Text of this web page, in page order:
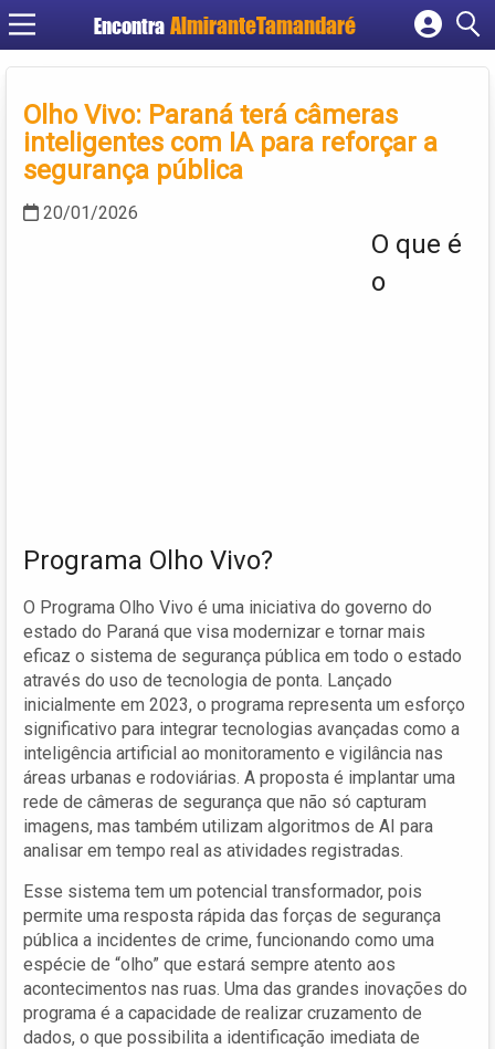
Encontra
Cadastrar empresa
Criar conta
Olho Vivo: Paraná terá câmeras
inteligentes com IA para reforçar a
segurança pública
20/01/2026
O que é
o
Programa Olho Vivo?
O Programa Olho Vivo é uma iniciativa do governo do
estado do Paraná que visa modernizar e tornar mais
eficaz o sistema de segurança pública em todo o estado
através do uso de tecnologia de ponta. Lançado
inicialmente em 2023, o programa representa um esforço
significativo para integrar tecnologias avançadas como a
inteligência artificial ao monitoramento e vigilância nas
áreas urbanas e rodoviárias. A proposta é implantar uma
rede de câmeras de segurança que não só capturam
imagens, mas também utilizam algoritmos de AI para
analisar em tempo real as atividades registradas.
Esse sistema tem um potencial transformador, pois
permite uma resposta rápida das forças de segurança
pública a incidentes de crime, funcionando como uma
espécie de “olho” que estará sempre atento aos
acontecimentos nas ruas. Uma das grandes inovações do
programa é a capacidade de realizar cruzamento de
dados, o que possibilita a identificação imediata de